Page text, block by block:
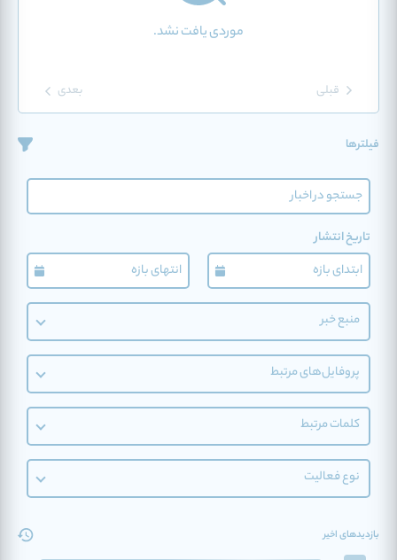
موردی یافت نشد.
قبلی بعدی
فیلترها
تاریخ انتشار
منبع خبر
پروفایل‌های مرتبط
کلمات مرتبط
نوع فعالیت
بازدیدهای اخیر